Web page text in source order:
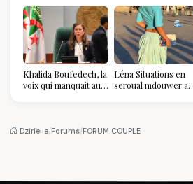
Khalida Boufedech, la
voix qui manquait au
Léna Situations en
seroual mdouwer au
pièce mode de l'été
Dzirielle/Forums/FORUM COUPLE